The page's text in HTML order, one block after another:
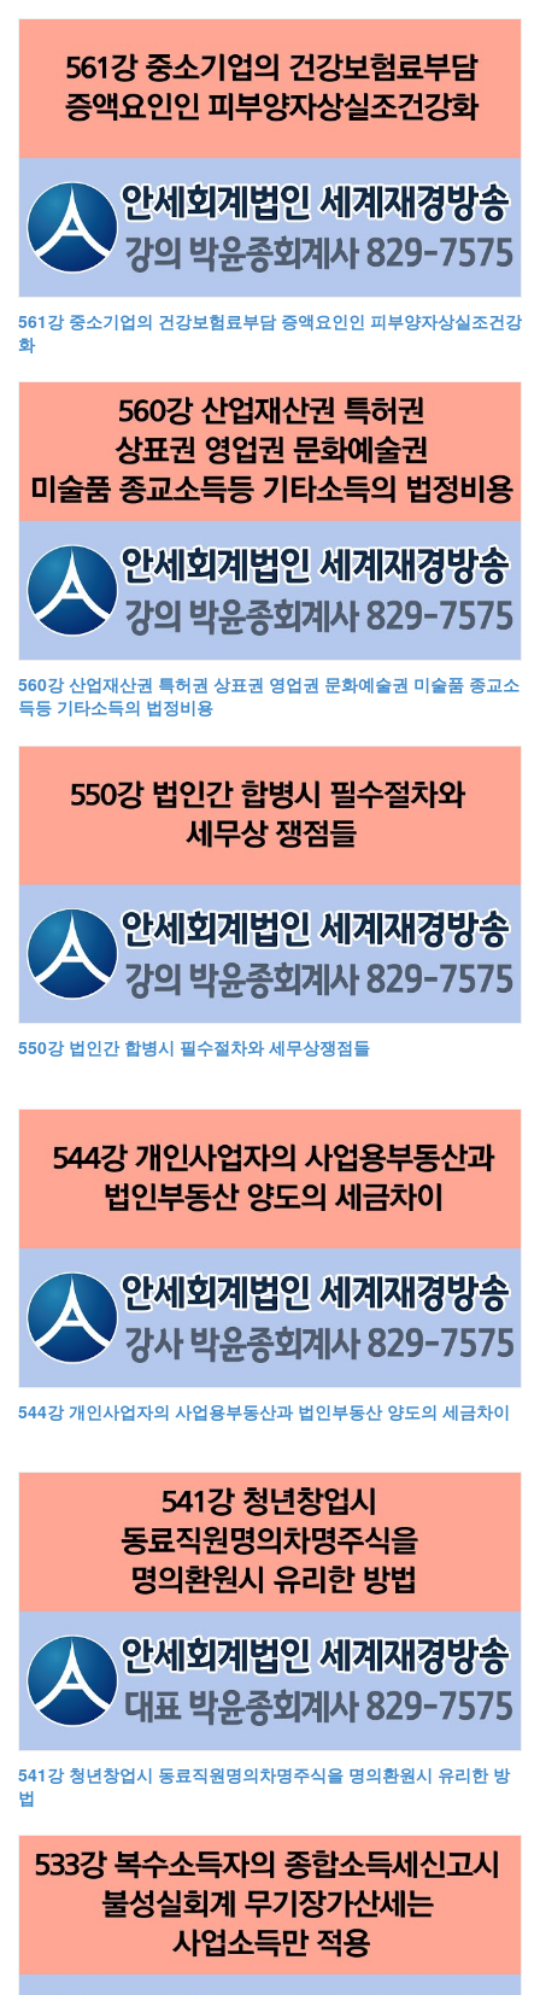
561강 중소기업의 건강보험료부담 증액요인인 피부양자상실조건강
화
560강 산업재산권 특허권 상표권 영업권 문화예술권 미술품 종교소
득등 기타소득의 법정비용
550강 법인간 합병시 필수절차와 세무상쟁점들
544강 개인사업자의 사업용부동산과 법인부동산 양도의 세금차이
541강 청년창업시 동료직원명의차명주식을 명의환원시 유리한 방
법